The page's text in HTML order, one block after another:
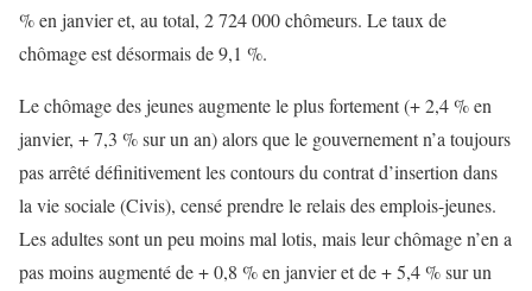
% en janvier et, au total, 2 724 000 chômeurs. Le taux de
chômage est désormais de 9,1 %.
Le chômage des jeunes augmente le plus fortement (+ 2,4 % en
janvier, + 7,3 % sur un an) alors que le gouvernement n’a toujours
pas arrêté définitivement les contours du contrat d’insertion dans
la vie sociale (Civis), censé prendre le relais des emplois-jeunes.
Les adultes sont un peu moins mal lotis, mais leur chômage n’en a
pas moins augmenté de + 0,8 % en janvier et de + 5,4 % sur un